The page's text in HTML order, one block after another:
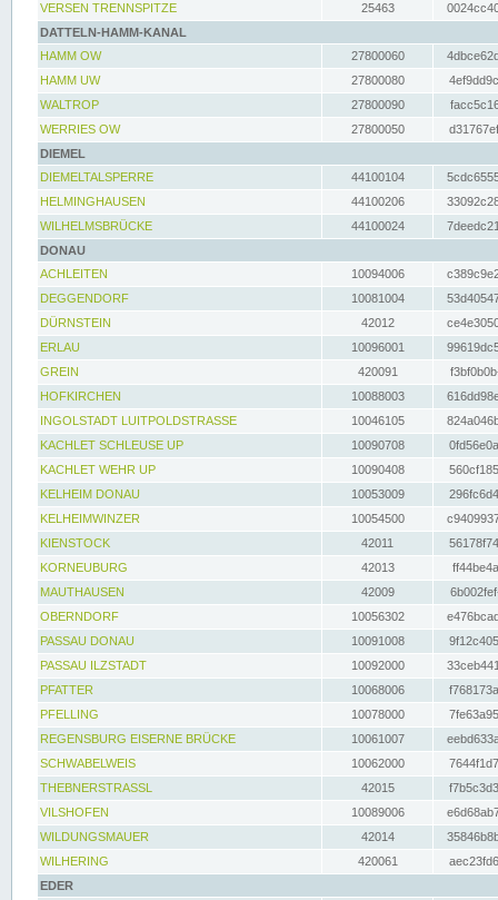
VERSEN TRENNSPITZE
25463
DATTELN-HAMM-KANAL
HAMM OW
27800060
HAMM UW
27800080
WALTROP
27800090
WERRIES OW
27800050
DIEMEL
DIEMELTALSPERRE
44100104
HELMINGHAUSEN
44100206
WILHELMSBRÜCKE
44100024
DONAU
ACHLEITEN
10094006
DEGGENDORF
10081004
DÜRNSTEIN
42012
ERLAU
10096001
GREIN
420091
HOFKIRCHEN
10088003
INGOLSTADT LUITPOLDSTRASSE
10046105
KACHLET SCHLEUSE UP
10090708
KACHLET WEHR UP
10090408
KELHEIM DONAU
10053009
KELHEIMWINZER
10054500
KIENSTOCK
42011
KORNEUBURG
42013
MAUTHAUSEN
42009
OBERNDORF
10056302
PASSAU DONAU
10091008
PASSAU ILZSTADT
10092000
PFATTER
10068006
PFELLING
10078000
REGENSBURG EISERNE BRÜCKE
10061007
SCHWABELWEIS
10062000
THEBNERSTRASSL
42015
VILSHOFEN
10089006
WILDUNGSMAUER
42014
WILHERING
420061
EDER